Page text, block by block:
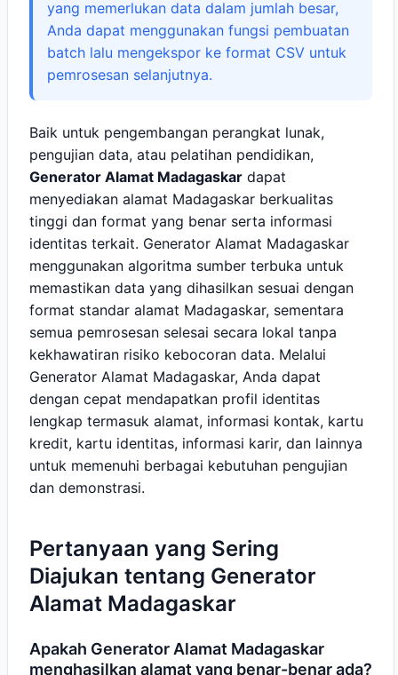
yang memerlukan data dalam jumlah besar,
Anda dapat menggunakan fungsi pembuatan
batch lalu mengekspor ke format CSV untuk
pemrosesan selanjutnya.
Baik untuk pengembangan perangkat lunak,
pengujian data, atau pelatihan pendidikan,
Generator Alamat Madagaskar dapat
menyediakan alamat Madagaskar berkualitas
tinggi dan format yang benar serta informasi
identitas terkait. Generator Alamat Madagaskar
menggunakan algoritma sumber terbuka untuk
memastikan data yang dihasilkan sesuai dengan
format standar alamat Madagaskar, sementara
semua pemrosesan selesai secara lokal tanpa
kekhawatiran risiko kebocoran data. Melalui
Generator Alamat Madagaskar, Anda dapat
dengan cepat mendapatkan profil identitas
lengkap termasuk alamat, informasi kontak, kartu
kredit, kartu identitas, informasi karir, dan lainnya
untuk memenuhi berbagai kebutuhan pengujian
dan demonstrasi.
Pertanyaan yang Sering
Diajukan tentang Generator
Alamat Madagaskar
Apakah Generator Alamat Madagaskar
menghasilkan alamat yang benar-benar ada?